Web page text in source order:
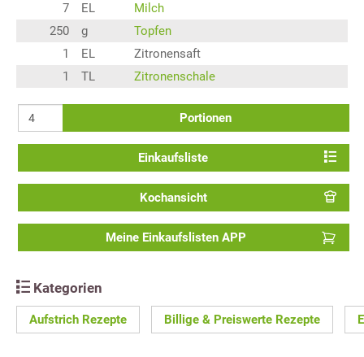
7
EL
Milch
250
g
Topfen
1
EL
Zitronensaft
1
TL Zitronenschale
Portionen
Einkaufsliste
Kochansicht
Meine Einkaufslisten APP
Kategorien
Aufstrich Rezepte Billige & Preiswerte Rezepte